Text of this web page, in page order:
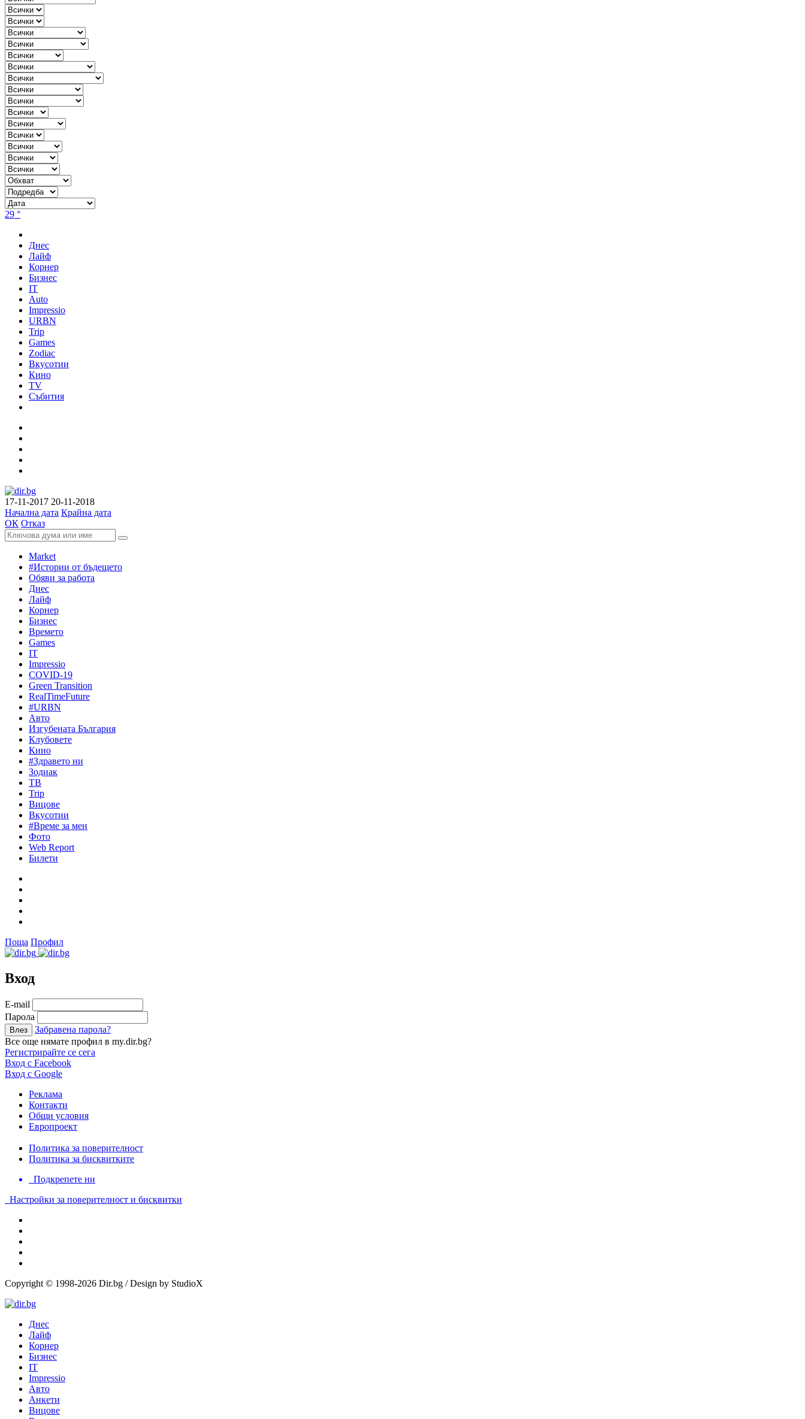
29 °
Днес
Лайф
Корнер
Бизнес
IT
Auto
Impressio
URBN
Trip
Games
Zodiac
Вкусотии
Кино
TV
Събития
17-11-2017 20-11-2018
Начална дата Крайна дата
ОК Отказ
Market
#Истории от бъдещето
Обяви за работа
Днес
Лайф
Корнер
Бизнес
Времето
Games
IT
Impressio
COVID-19
Green Transition
RealTimeFuture
#URBN
Авто
Изгубената България
Клубовете
Кино
#Здравето ни
Зодиак
ТВ
Trip
Вицове
Вкусотии
#Време за мен
Фото
Web Report
Билети
Поща Профил
Вход
Е-mail
Парола
Забравена парола?
Все още нямате профил в my.dir.bg?
Регистрирайте се сега
Вход с Facebook
Вход с Google
Реклама
Контакти
Общи условия
Европроект
Политика за поверителност
Политика за бисквитките
Подкрепете ни
Настройки за поверителност и бисквитки
Copyright © 1998-2026 Dir.bg / Design by StudioX
Днес
Лайф
Корнер
Бизнес
IT
Impressio
Авто
Анкети
Вицове